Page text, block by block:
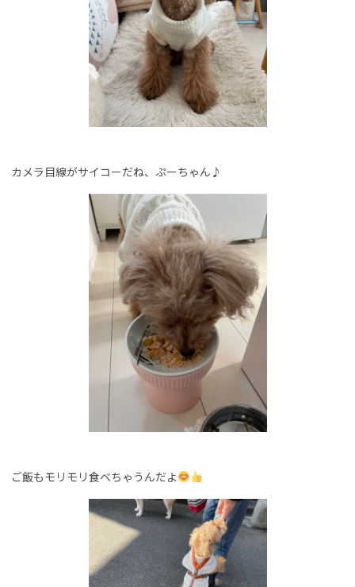
カメラ目線がサイコーだね、ぷーちゃん♪
ご飯もモリモリ食べちゃうんだよ